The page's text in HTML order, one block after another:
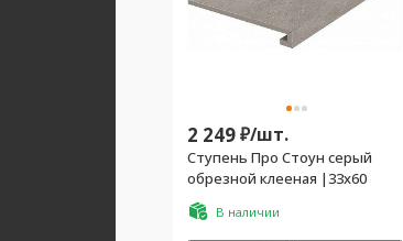
2 249₽/шт.
Ступень Про Стоун серый
обрезной клееная |33х60
В наличии